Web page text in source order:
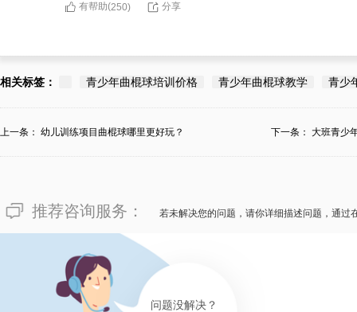
有帮助(250) 分享
相关标签： 青少年曲棍球培训价格 青少年曲棍球教学 青少
上一条： 幼儿训练项目曲棍球哪里更好玩？ 下一条： 大班青少
推荐咨询服务： 若未解决您的问题，请你详细描述问题，通过
问题没解决？